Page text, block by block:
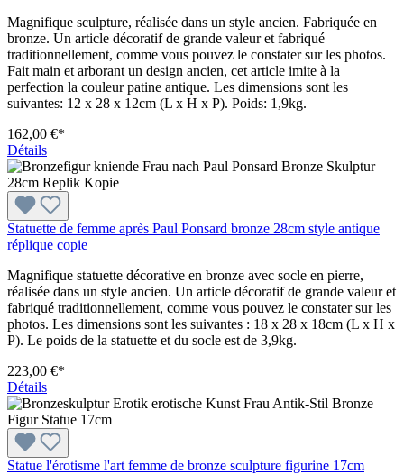
Magnifique sculpture, réalisée dans un style ancien. Fabriquée en
bronze. Un article décoratif de grande valeur et fabriqué
traditionnellement, comme vous pouvez le constater sur les photos.
Fait main et arborant un design ancien, cet article imite à la
perfection la couleur patine antique. Les dimensions sont les
suivantes: 12 x 28 x 12cm (L x H x P). Poids: 1,9kg.
162,00 €*
Détails
Statuette de femme après Paul Ponsard bronze 28cm style antique
réplique copie
Magnifique statuette décorative en bronze avec socle en pierre,
réalisée dans un style ancien. Un article décoratif de grande valeur et
fabriqué traditionnellement, comme vous pouvez le constater sur les
photos. Les dimensions sont les suivantes : 18 x 28 x 18cm (L x H x
P). Le poids de la statuette et du socle est de 3,9kg.
223,00 €*
Détails
Statue l'érotisme l'art femme de bronze sculpture figurine 17cm